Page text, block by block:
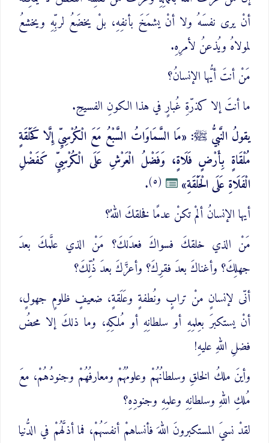
أنْ يرى نفسَهُ ولا أنْ يشمَخَ بأنفِهِ، بلْ يخضَعُ لربِّهِ ويخشعُ
لمولاهُ ويُذعنُ لأمرِهِ.
مَنْ أنتَ أيُّها الإنسانُ؟
ما أنتَ إلا كذرّةِ غُبارٍ في هذا الكونِ الفسيحِ.
يقولُ النَّبيُّ ﷺ: «مَا السَّمَاوَاتُ السَّبْعُ مَعَ الْكُرْسِيِّ إِلَّا كَحَلْقَةٍ
مُلْقَاةٍ بِأَرْضٍ فَلَاةٍ، وَفَضْلُ الْعَرْشِ عَلَى الْكُرْسِيِّ كَفَضْلِ
الْفَلَاةِ عَلَى الْحَلْقَةِ»
(٥)
.
أيها الإنسانُ ألمْ تكنْ عدمًا فخلقكَ اللهُ؟
مَنْ الذي خلقكَ فسواكَ فعدَلكَ؟ مَنْ الذي علَّمكَ بعدَ
جهلِكَ؟ وأغناكَ بعدَ فقرِكَ؟ وأعزَّكَ بعدَ ذُلِّكَ؟
أنّى لإنسانٍ منْ ترابٍ ونُطفةٍ وعَلَقةٍ، ضعيفٍ ظلومٍ جهولٍ،
أنْ يستكبرَ بعِلمِهِ أو سلطانِهِ أو مُلكِهِ، وما ذلكَ إلا محضُ
فضلِ اللهِ عليهِ!
وأينَ ملكُ الخلقِ وسلطانُهُمْ وعلومُهُمْ ومعارفُهُمْ وجنودُهُمْ، معَ
مُلكِ اللهِ وسلطانِهِ وعلمِهِ وجنودِهِ؟
لقدْ نسيَ المستكبرونَ اللهَ فأنساهمْ أنفسَهُمْ، فما أذلَّهُمْ في الدُّنيا